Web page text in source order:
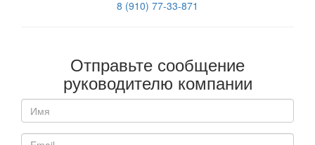
8 (910) 77-33-871
Отправьте сообщение
руководителю компании